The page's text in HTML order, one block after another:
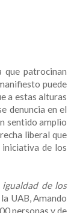
que patrocinan
puede
a estas alturas
denuncia en el
sentido amplio
liberal que
de los
de los
UAB, Amando
personas y de